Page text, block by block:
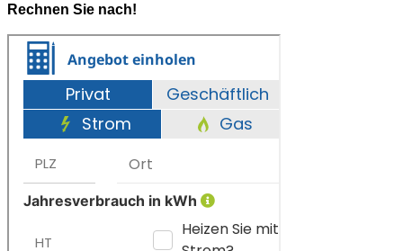
Rechnen Sie nach!